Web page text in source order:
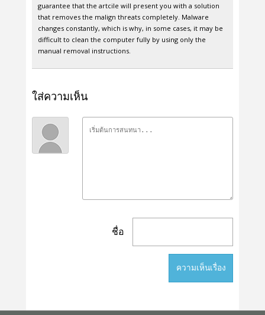
guarantee that the artcile will present you with a solution
that removes the malign threats completely. Malware
changes constantly, which is why, in some cases, it may be
difficult to clean the computer fully by using only the
manual removal instructions.
ใส่ความเห็น
ชื่อ